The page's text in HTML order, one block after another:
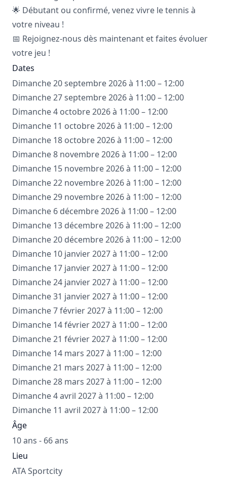
🌟 Débutant ou confirmé, venez vivre le tennis à
votre niveau !
📅 Rejoignez-nous dès maintenant et faites évoluer
votre jeu !
Dates
Dimanche 20 septembre 2026 à 11:00 – 12:00
Dimanche 27 septembre 2026 à 11:00 – 12:00
Dimanche 4 octobre 2026 à 11:00 – 12:00
Dimanche 11 octobre 2026 à 11:00 – 12:00
Dimanche 18 octobre 2026 à 11:00 – 12:00
Dimanche 8 novembre 2026 à 11:00 – 12:00
Dimanche 15 novembre 2026 à 11:00 – 12:00
Dimanche 22 novembre 2026 à 11:00 – 12:00
Dimanche 29 novembre 2026 à 11:00 – 12:00
Dimanche 6 décembre 2026 à 11:00 – 12:00
Dimanche 13 décembre 2026 à 11:00 – 12:00
Dimanche 20 décembre 2026 à 11:00 – 12:00
Dimanche 10 janvier 2027 à 11:00 – 12:00
Dimanche 17 janvier 2027 à 11:00 – 12:00
Dimanche 24 janvier 2027 à 11:00 – 12:00
Dimanche 31 janvier 2027 à 11:00 – 12:00
Dimanche 7 février 2027 à 11:00 – 12:00
Dimanche 14 février 2027 à 11:00 – 12:00
Dimanche 21 février 2027 à 11:00 – 12:00
Dimanche 14 mars 2027 à 11:00 – 12:00
Dimanche 21 mars 2027 à 11:00 – 12:00
Dimanche 28 mars 2027 à 11:00 – 12:00
Dimanche 4 avril 2027 à 11:00 – 12:00
Dimanche 11 avril 2027 à 11:00 – 12:00
Âge
10 ans - 66 ans
Lieu
ATA Sportcity